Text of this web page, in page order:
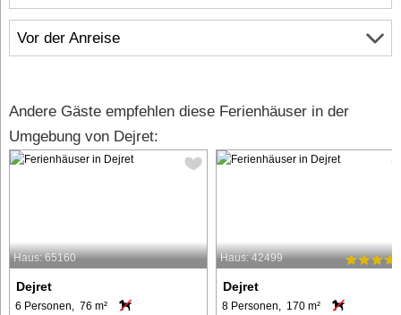
Vor der Anreise
Andere Gäste empfehlen diese Ferienhäuser in der
Umgebung von Dejret:
Haus: 65160
Dejret
6 Personen, 76 m²
Haus: 42499
Dejret
8 Personen, 170 m²